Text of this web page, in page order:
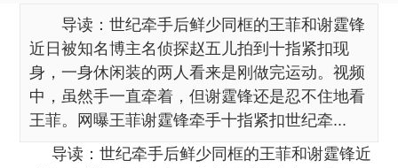
导读：世纪牵手后鲜少同框的王菲和谢霆锋
近日被知名博主名侦探赵五儿拍到十指紧扣现
身，一身休闲装的两人看来是刚做完运动。视频
中，虽然手一直牵着，但谢霆锋还是忍不住地看
王菲。网曝王菲谢霆锋牵手十指紧扣世纪牵...
导读：世纪牵手后鲜少同框的王菲和谢霆锋近